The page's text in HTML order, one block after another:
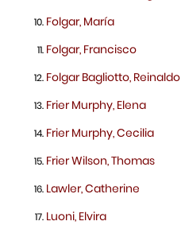
Folgar, María
Folgar, Francisco
Folgar Bagliotto, Reinaldo
Frier Murphy, Elena
Frier Murphy, Cecilia
Frier Wilson, Thomas
Lawler, Catherine
Luoni, Elvira